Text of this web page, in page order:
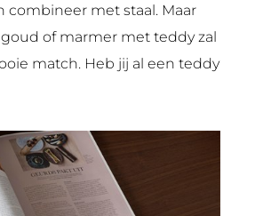
combineer met staal. Maar
of marmer met teddy zal
match. Heb jij al een teddy